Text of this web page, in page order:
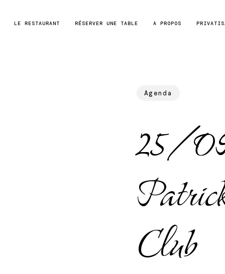
mainLE RESTAURANT RÉSERVER UNE TABLE A PROPOS
Agenda
25/
Club